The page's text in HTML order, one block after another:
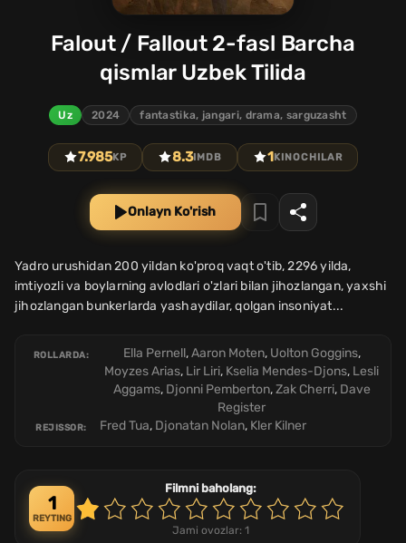
Falout / Fallout 2-fasl Barcha
qismlar Uzbek Tilida
Uz 2024 fantastika, jangari, drama, sarguzasht
7.985KP 8.3IMDB 1KINOCHILAR
Onlayn Ko'rish
Yadro urushidan 200 yildan ko'proq vaqt o'tib, 2296 yilda,
imtiyozli va boylarning avlodlari o'zlari bilan jihozlangan, yaxshi
jihozlangan bunkerlarda yashaydilar, qolgan insoniyat...
ROLLARDA: Ella Pernell,Aaron Moten, Uolton Goggins,
Moyzes Arias, Lir Liri, Kselia Mendes-Djons, Lesli
Aggams, Djonni Pemberton,Zak Cherri, Dave
Register
REJISSOR: Fred Tua, Djonatan Nolan, Kler Kilner
1
REYTING
Filmni baholang:
Jami ovozlar: 1